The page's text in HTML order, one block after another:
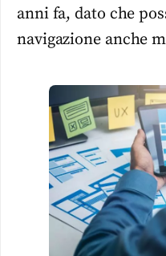
anni fa, dato che
navigazione anche